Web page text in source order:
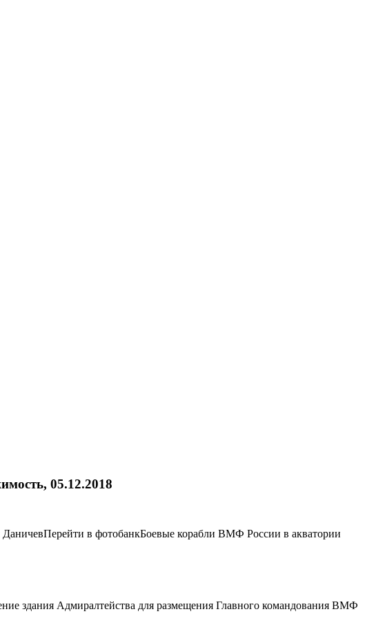
05.12.2018
в фотобанкБоевые корабли ВМФ России в акватории
здания Адмиралтейства для размещения Главного командования ВМФ